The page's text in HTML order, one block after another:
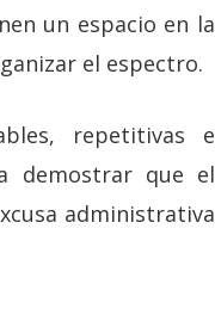
un espacio en la
el espectro.
repetitivas e
demostrar que el
administrativa